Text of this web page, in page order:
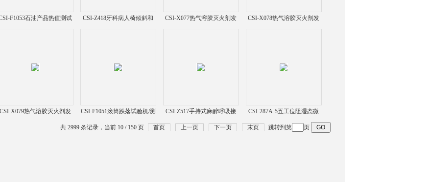
F1053石油产品热值测试
CSI-Z418牙科病人椅倾斜和
CSI-X077热气溶胶灭火剂发
CSI-X078热气溶胶灭火剂发
CSI-X079热气溶胶灭火剂发
生剂静电感度测试仪
CSI-F1051滚筒跌落试验机/测
试仪
CSI-Z517手持式麻醉呼吸接
头22mm锁接实验装置测试仪
CSI-287A-5五工位阻湿态微
生物穿透测试仪
共 2999 条记录，当前 10 / 150 页 首页 上一页 下一页 末页 跳转到第 页